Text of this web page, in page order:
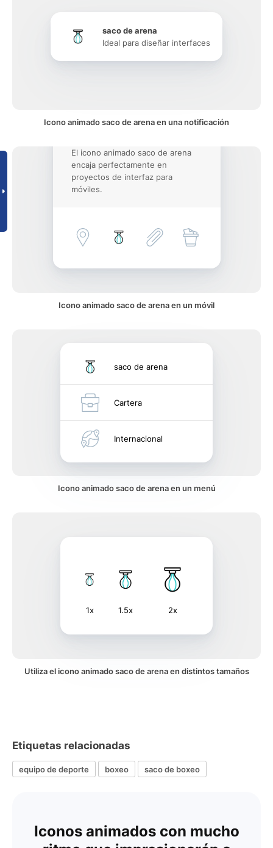
saco de arena
Ideal para diseñar interfaces
Icono animado saco de arena en una notificación
El icono animado saco de arena
encaja perfectamente en
proyectos de interfaz para
móviles.
Icono animado saco de arena en un móvil
saco de arena
Cartera
Internacional
Icono animado saco de arena en un menú
1x 1.5x 2x
Utiliza el icono animado saco de arena en distintos tamaños
Etiquetas relacionadas
equipo de deporte boxeo saco de boxeo
Iconos animados con mucho